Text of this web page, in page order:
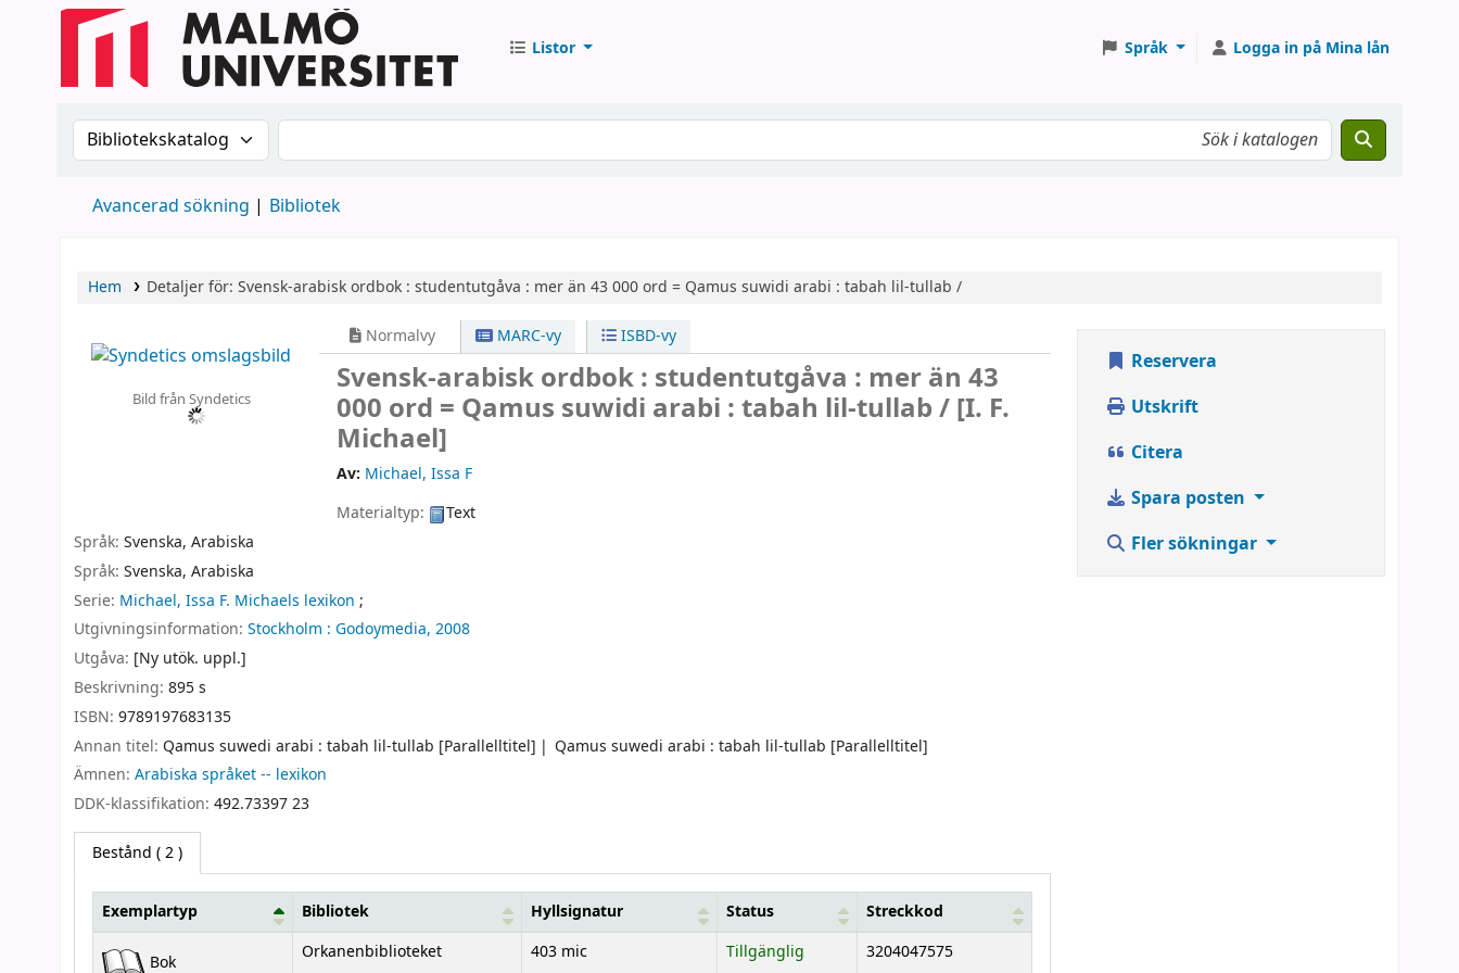
Listor Språk Logga in på Mina lån
Sök i katalogen efter:Sök i katalogen
Avancerad sökning Bibliotek
Hem Detaljer för: Svensk-arabisk ordbok : studentutgåva : mer än 43 000 ord = Qamus suwidi arabi : tabah lil-tullab /
Bild från Syndetics
Normalvy MARC-vy ISBD-vy
Svensk-arabisk ordbok : studentutgåva : mer än 43
000 ord = Qamus suwidi arabi : tabah lil-tullab /[I. F.
Michael]
Av: Michael, Issa F
Materialtyp:
Text
Språk: Svenska, Arabiska
Språk: Svenska, Arabiska
Serie: Michael, Issa F. Michaels lexikon ;
Utgivningsinformation: Stockholm : Godoymedia, 2008
Utgåva: [Ny utök. uppl.]
Beskrivning: 895 s
ISBN: 9789197683135
Annan titel: Qamus suwedi arabi : tabah lil-tullab [Parallelltitel]
Qamus suwedi arabi : tabah lil-tullab [Parallelltitel]
Ämnen: Arabiska språket -- lexikon
DDK-klassifikation: 492.73397 23
Bestånd ( 2 )
Bestånd
Exemplartyp Bibliotek Hyllsignatur Status Streckkod
Bok Orkanenbiblioteket 403 mic Tillgänglig 3204047575
Reservera
Utskrift
Citera
Spara posten
Fler sökningar